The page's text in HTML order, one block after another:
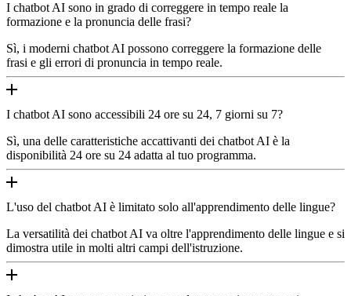
I chatbot AI sono in grado di correggere in tempo reale la
formazione e la pronuncia delle frasi?
Sì, i moderni chatbot AI possono correggere la formazione delle
frasi e gli errori di pronuncia in tempo reale.
I chatbot AI sono accessibili 24 ore su 24, 7 giorni su 7?
Sì, una delle caratteristiche accattivanti dei chatbot AI è la
disponibilità 24 ore su 24 adatta al tuo programma.
L'uso del chatbot AI è limitato solo all'apprendimento delle lingue?
La versatilità dei chatbot AI va oltre l'apprendimento delle lingue e si
dimostra utile in molti altri campi dell'istruzione.